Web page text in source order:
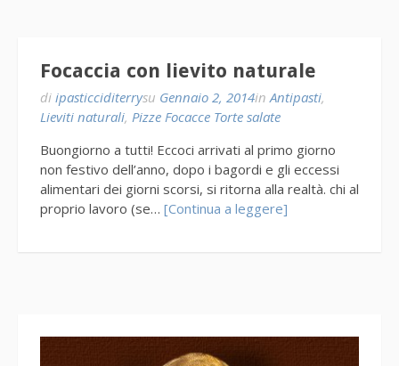
Focaccia con lievito naturale
di ipasticciditerrysu Gennaio 2, 2014in Antipasti,
Lieviti naturali, Pizze Focacce Torte salate
Buongiorno a tutti! Eccoci arrivati al primo giorno
non festivo dell’anno, dopo i bagordi e gli eccessi
alimentari dei giorni scorsi, si ritorna alla realtà. chi al
proprio lavoro (se… [Continua a leggere]